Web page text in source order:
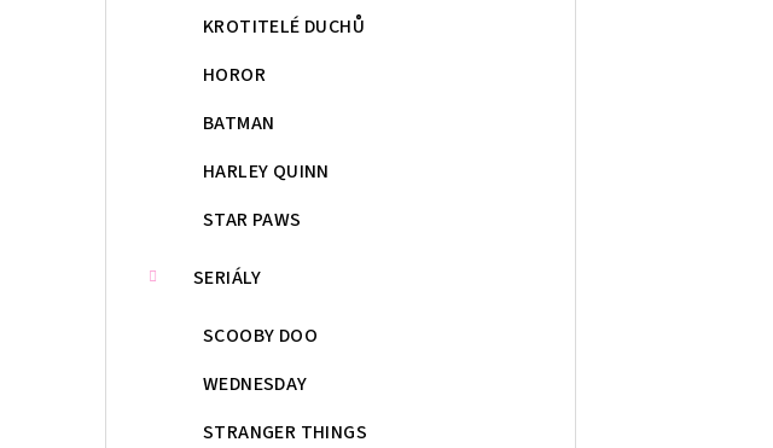
KROTITELÉ DUCHŮ
HOROR
BATMAN
HARLEY QUINN
STAR PAWS
SERIÁLY
SCOOBY DOO
WEDNESDAY
STRANGER THINGS